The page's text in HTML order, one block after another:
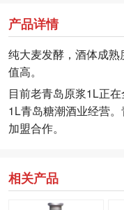
产品详情
纯大麦发酵，酒体成
值高。
目前老青岛原浆1L正
1L青岛糖潮酒业经营
加盟合作。
相关产品